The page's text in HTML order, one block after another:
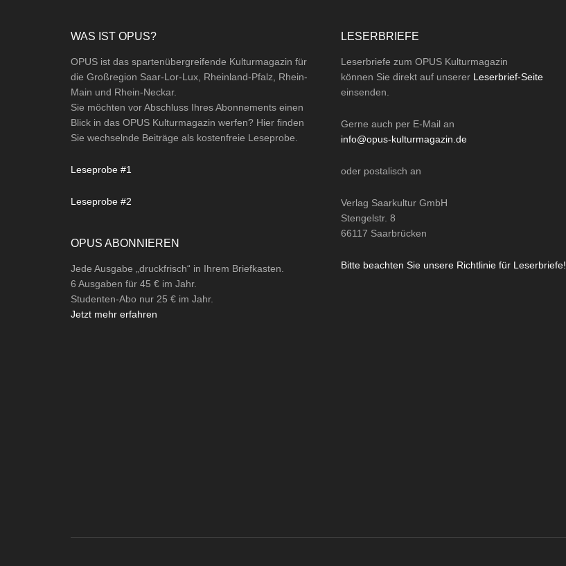
WAS IST OPUS?
OPUS ist das spartenübergreifende Kulturmagazin für
die Großregion Saar-Lor-Lux, Rheinland-Pfalz, Rhein-
Main und Rhein-Neckar.
Sie möchten vor Abschluss Ihres Abonnements einen
Blick in das OPUS Kulturmagazin werfen? Hier finden
Sie wechselnde Beiträge als kostenfreie Leseprobe.
Leseprobe #1
Leseprobe #2
OPUS ABONNIEREN
Jede Ausgabe „druckfrisch“ in Ihrem Briefkasten.
6 Ausgaben für 45 € im Jahr.
Studenten-Abo nur 25 € im Jahr.
Jetzt mehr erfahren
LESERBRIEFE
Leserbriefe zum OPUS Kulturmagazin
können Sie direkt auf unserer Leserbrief-Seite
einsenden.
Gerne auch per E-Mail an
info@opus-kulturmagazin.de
oder postalisch an
Verlag Saarkultur GmbH
Stengelstr. 8
66117 Saarbrücken
Bitte beachten Sie unsere Richtlinie für Leserbriefe!